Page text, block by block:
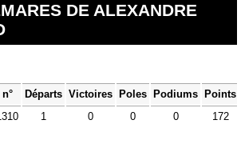
DE ALEXANDRE
n° Départs Victoires Poles Podiums
Points
1 0 0 0 172